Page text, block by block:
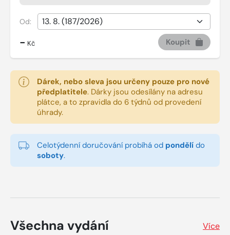
Od:
- Kč Koupit
Dárek, nebo sleva jsou určeny pouze pro nové
předplatitele. Dárky jsou odesílány na adresu
plátce, a to zpravidla do 6 týdnů od provedení
úhrady.
Celotýdenní doručování probíhá od pondělí do
soboty.
Všechna vydání Více